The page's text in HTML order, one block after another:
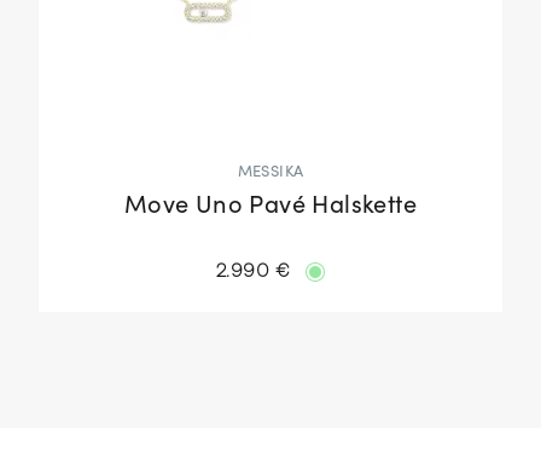
MESSIKA
Move Uno Pavé Halskette
2.990 €